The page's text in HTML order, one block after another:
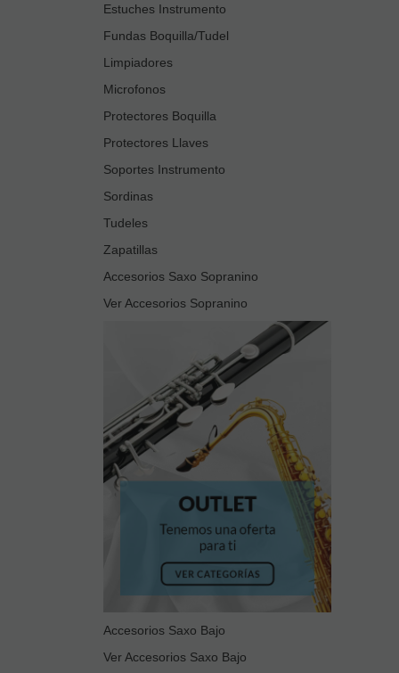
Estuches Instrumento
Fundas Boquilla/Tudel
Limpiadores
Microfonos
Protectores Boquilla
Protectores Llaves
Soportes Instrumento
Sordinas
Tudeles
Zapatillas
Accesorios Saxo Sopranino
Ver Accesorios Sopranino
Accesorios Saxo Bajo
Ver Accesorios Saxo Bajo